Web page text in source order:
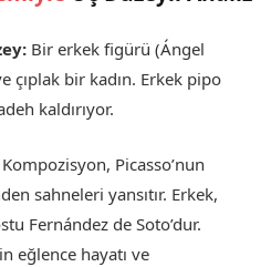
Bir erkek figürü (Ángel
çıplak bir kadın. Erkek pipo
kaldırıyor.
Kompozisyon, Picasso’nun
sahneleri yansıtır. Erkek,
Fernández de Soto’dur.
eğlence hayatı ve